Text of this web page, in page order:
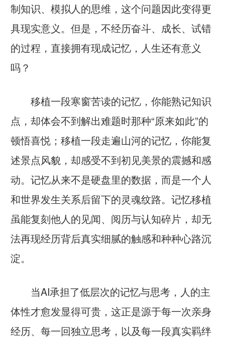
制知识、模拟人的思维，这个问题因此变得更
具现实意义。但是，不经历奋斗、成长、试错
的过程，直接拥有现成记忆，人生还有意义
吗？
移植一段寒窗苦读的记忆，你能熟记知识
点，却体会不到解出难题时那种“原来如此”的
顿悟喜悦；移植一段走遍山河的记忆，你能复
述景点风貌，却感受不到初见美景的震撼和感
动。记忆从来不是硬盘里的数据，而是一个人
和世界发生关系后留下的灵魂纹路。记忆移植
虽能复刻他人的见闻、阅历与认知碎片，却无
法再现经历背后真实细腻的触感和种种心路沉
淀。
当AI承担了低层次的记忆与思考，人的主
体性才愈发显得可贵，这正是源于每一次亲身
经历、每一回独立思考，以及每一段真实羁绊